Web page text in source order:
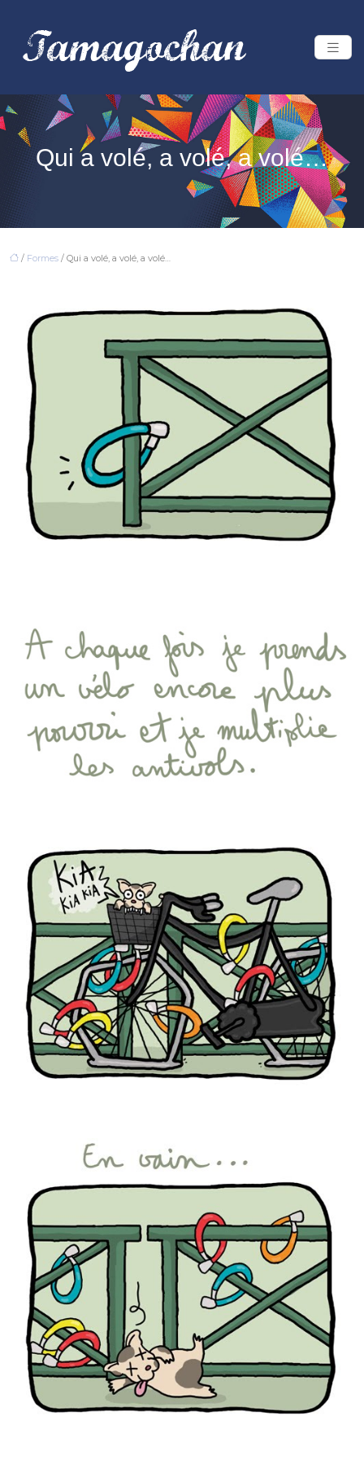
Qui a volé, a volé, a volé…
/ Formes / Qui a volé, a volé, a volé…